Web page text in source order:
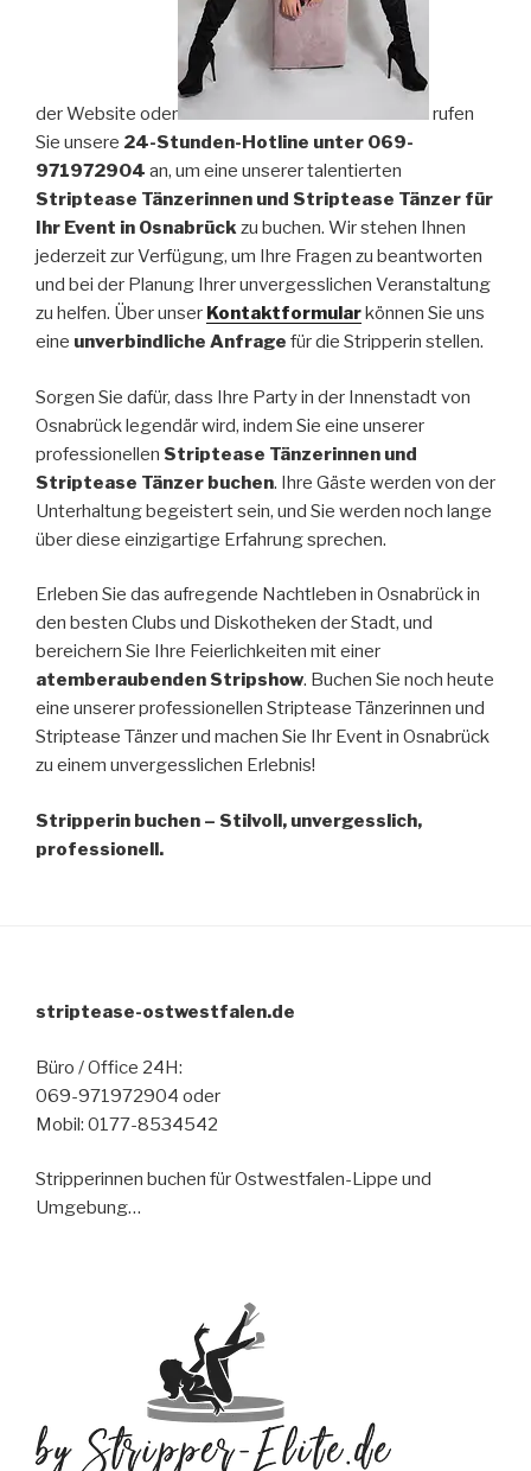
der Website oder
rufen
Sie unsere 24-Stunden-Hotline unter 069-
971972904 an, um eine unserer talentierten
Striptease Tänzerinnen und Striptease Tänzer für
Ihr Event in Osnabrückzu buchen. Wir stehen Ihnen
jederzeit zur Verfügung, um Ihre Fragen zu beantworten
und bei der Planung Ihrer unvergesslichen Veranstaltung
zu helfen. Über unser Kontaktformular können Sie uns
eine unverbindliche Anfrage für die Stripperin stellen.
Sorgen Sie dafür, dass Ihre Party in der Innenstadt von
Osnabrück legendär wird, indem Sie eine unserer
professionellen Striptease Tänzerinnen und
Striptease Tänzer buchen. Ihre Gäste werden von der
Unterhaltung begeistert sein, und Sie werden noch lange
über diese einzigartige Erfahrung sprechen.
Erleben Sie das aufregende Nachtleben in Osnabrück in
den besten Clubs und Diskotheken der Stadt, und
bereichern Sie Ihre Feierlichkeiten mit einer
atemberaubenden Stripshow. Buchen Sie noch heute
eine unserer professionellen Striptease Tänzerinnen und
Striptease Tänzer und machen Sie Ihr Event in Osnabrück
zu einem unvergesslichen Erlebnis!
Stripperin buchen – Stilvoll, unvergesslich,
professionell.
striptease-ostwestfalen.de
Büro / Office 24H:
069-971972904 oder
Mobil: 0177-8534542
Stripperinnen buchen für Ostwestfalen-Lippe und
Umgebung…